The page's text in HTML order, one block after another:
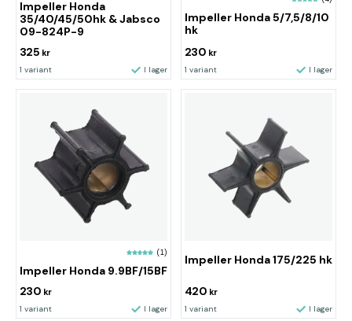
Impeller Honda
35/40/45/50hk & Jabsco
09-824P-9
325 kr
1 variant I lager
Impeller Honda 5/7,5/8/10
hk
230 kr
1 variant I lager
(1)
Impeller Honda 9.9BF/15BF
230 kr
1 variant I lager
Impeller Honda 175/225 hk
420 kr
1 variant I lager